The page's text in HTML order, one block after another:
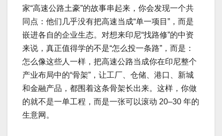
家“高速公路土豪”的故事串起来，你会发现一个共
同点：他们几乎没有把高速当成“单一项目”，而是
嵌进各自的企业生态。对想来印尼“找路修”的中资
来说，真正值得学的不是“怎么投一条路”，而是：
怎么像这些人一样，把高速公路当成你在印尼整个
产业布局中的“骨架”，让工厂、仓储、港口、新城
和金融产品，都围着这条骨架长出来。这样，你做
的就不是一单工程，而是一张可以滚动 20–30 年的
生意网。